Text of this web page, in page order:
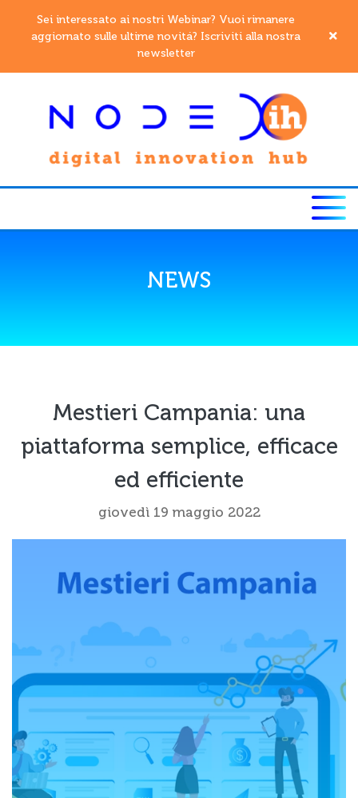
Sei interessato ai nostri Webinar? Vuoi rimanere
aggiornato sulle ultime novitá? Iscriviti alla nostra
newsletter
NEWS
Mestieri Campania: una
piattaforma semplice, efficace
ed efficiente
giovedì 19 maggio 2022